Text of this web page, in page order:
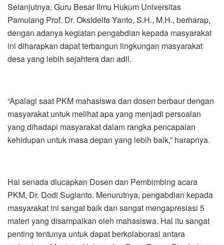
Selanjutnya, Guru Besar Ilmu Hukum Universitas
Pamulang Prof. Dr. Oksidelfa Yanto, S.H., M.H., berharap,
dengan adanya kegiatan pengabdian kepada masyarakat
ini diharapkan dapat terbangun lingkungan masyarakat
desa yang lebih sejahtera dan adil.
“Apalagi saat PKM mahasiswa dan dosen berbaur dengan
masyarakat untuk melihat apa yang menjadi persoalan
yang dihadapi masyarakat dalam rangka pencapaian
kehidupan untuk masa depan yang lebih baik,” harapnya.
Hal senada diucapkan Dosen dan Pembimbing acara
PKM, Dr. Dodi Sugianto. Menurutnya, pengabdian kepada
masyarakat ini sangat baik dan sangat mengapresiasi 5
materi yang disampaikan oleh mahasiswa. Hal itu sangat
penting tentunya untuk dapat berkolaborasi antara